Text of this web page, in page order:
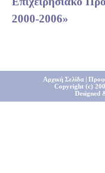
2000-2006»
Αρχική Σελίδα|
Copyright (c)
Designed